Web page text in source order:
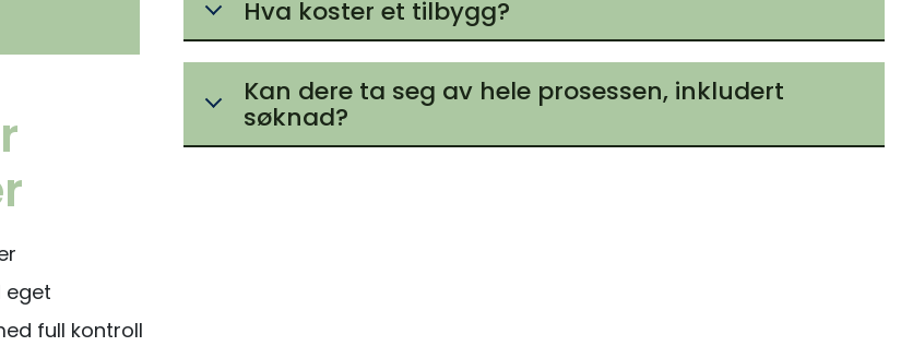
eget
full kontroll
Hva koster et tilbygg?
Kan dere ta seg av hele prosessen, inkludert
søknad?